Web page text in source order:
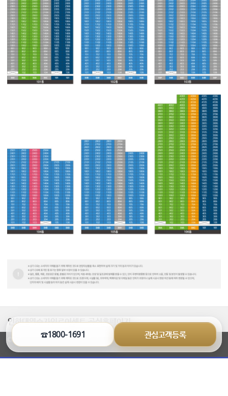
인하대역수자인로이센트 공식홈페이지
©2026 www.villaon.co.kr All Rights Reserved.
☎1800-1691 관심고객등록